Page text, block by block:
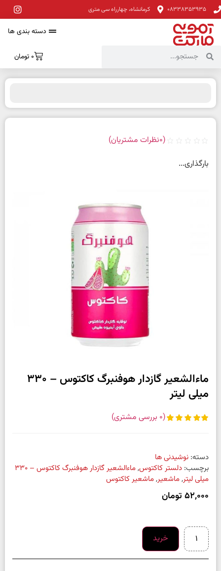
08338353935 کرمانشاه، چهارراه سی متری
دسته بندی ها
0 تومان
(
0نظرات مشتریان)
بارگذاری...
ماءالشعیر گازدار هوفنبرگ کاکتوس – 330
میلی لیتر
(
0 بررسی مشتری)
دسته: نوشیدنی ها
برچسب: دلستر کاکتوس,
ماءالشعیر گازدار هوفنبرگ کاکتوس – 330
میلی لیتر,ماشعیر,ماشعیر کاکتوس
52,000 تومان
خرید